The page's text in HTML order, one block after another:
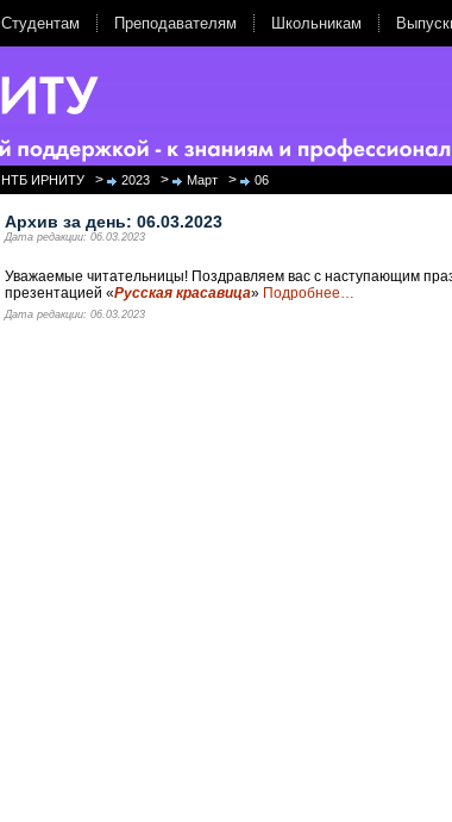
Студентам Преподавателям Школьникам
НТБ ИРНИТУ > 2023 > Март > 06
Архив за день: 06.03.2023
Дата редакции: 06.03.2023
Уважаемые читательницы! Поздравляем вас с наступающим
презентацией «Русская красавица» Подробнее…
Дата редакции: 06.03.2023